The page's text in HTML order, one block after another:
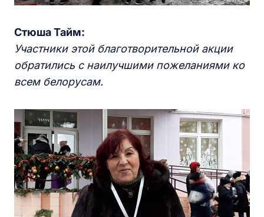
Стюша Тайм:
Участники этой благотворительной акции
обратились с наилучшими пожеланиями ко
всем белорусам.